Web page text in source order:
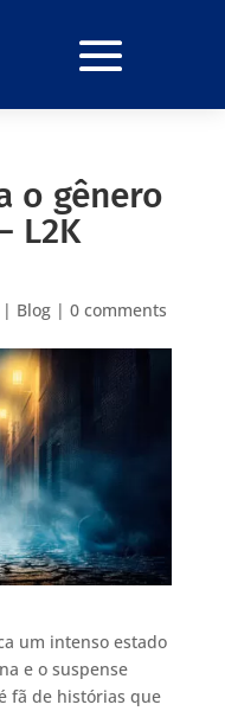
o gênero
L2K
Blog| 0 comments
um intenso estado
e o suspense
fã de histórias que